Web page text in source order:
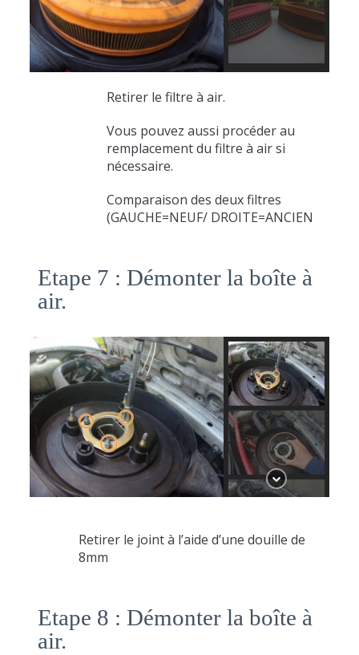
Retirer le filtre à air.
Vous pouvez aussi procéder au
remplacement du filtre à air si
nécessaire.
Comparaison des deux filtres
(GAUCHE=NEUF/ DROITE=ANCIEN
Etape 7 : Démonter la boîte à
air.
Retirer le joint à l’aide d’une douille de
8mm
Etape 8 : Démonter la boîte à
air.